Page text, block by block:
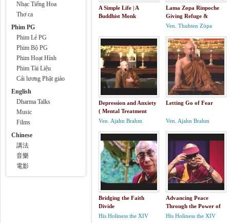
Nhạc Tiếng Hoa
Thơ ca
Phim PG
Phim Lẻ PG
Phim Bộ PG
Phim Hoạt Hình
Phim Tài Liệu
Cải lương Phật giáo
English
Dharma Talks
Music
Films
Chinese
講法
音樂
電影
A Simple Life | A
Buddhist Monk
Lama Zopa Rinpoche
Giving Refuge &
Teaching On Emptiness
Ven. Thubten Zöpa
Depression and Anxiety
( Mental Treatment
symptoms causes signs
clinical)
Ven. Ajahn Brahm
Letting Go of Fear
Ven. Ajahn Brahm
Bridging the Faith
Divide
His Holiness the XIV
Advancing Peace
Through the Power of
Aloha
His Holiness the XIV